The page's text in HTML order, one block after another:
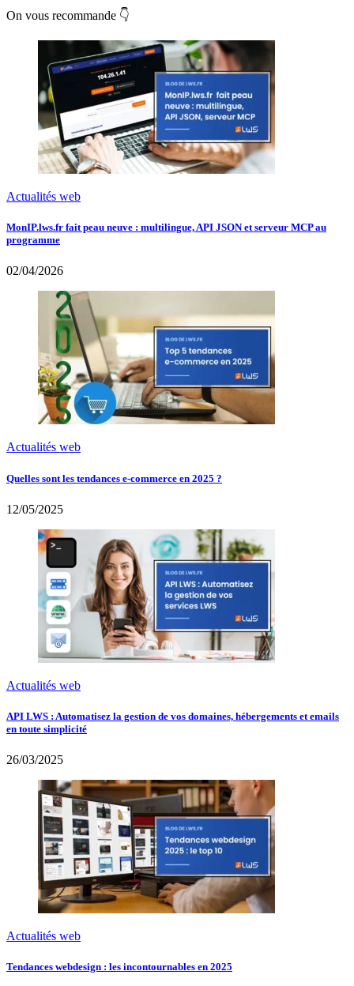
On vous recommande 👇
Actualités web
MonIP.lws.fr fait peau neuve : multilingue, API JSON et serveur MCP au
programme
02/04/2026
Actualités web
Quelles sont les tendances e-commerce en 2025 ?
12/05/2025
Actualités web
API LWS : Automatisez la gestion de vos domaines, hébergements et emails
en toute simplicité
26/03/2025
Actualités web
Tendances webdesign : les incontournables en 2025